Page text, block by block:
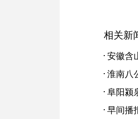
相关新
淮南八
阜阳颍
早间播